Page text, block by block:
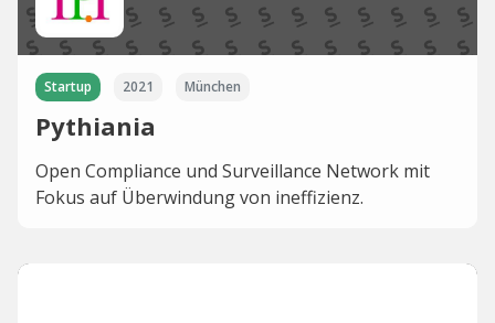
Startup 2021 München
Pythiania
Open Compliance und Surveillance Network mit
Fokus auf Überwindung von ineffizienz.